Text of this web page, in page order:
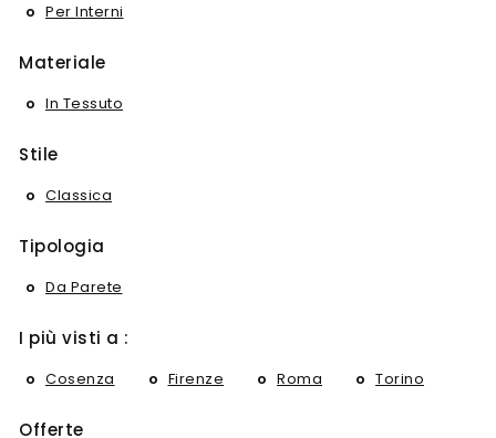
Per Interni
Materiale
In Tessuto
Stile
Classica
Tipologia
Da Parete
I più visti a :
Cosenza Firenze Roma Torino
Offerte